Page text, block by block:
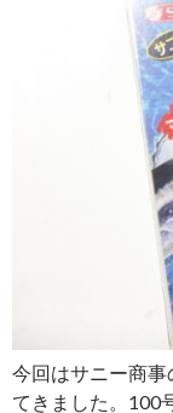
今回はサニー商
てきました。100